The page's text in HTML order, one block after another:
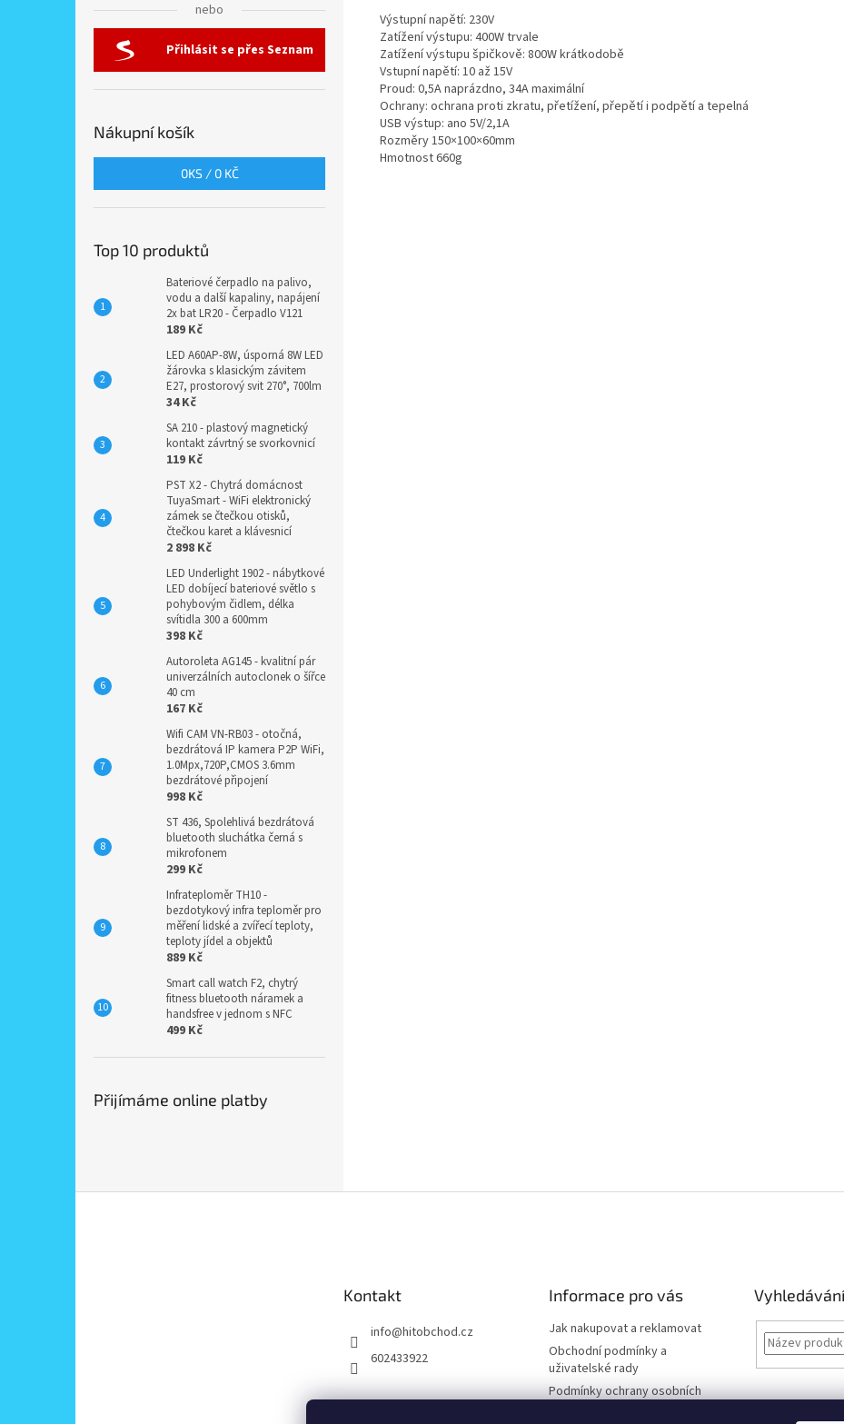
nebo
Přihlásit se přes Seznam
Nákupní košík
0KS / 0 KČ
Top 10 produktů
Bateriové čerpadlo na palivo,
vodu a další kapaliny, napájení
2x bat LR20 - Čerpadlo V121
189 Kč
LED A60AP-8W, úsporná 8W LED
žárovka s klasickým závitem
E27, prostorový svit 270°, 700lm
34 Kč
SA 210 - plastový magnetický
kontakt závrtný se svorkovnicí
119 Kč
PST X2 - Chytrá domácnost
TuyaSmart - WiFi elektronický
zámek se čtečkou otisků,
čtečkou karet a klávesnicí
2 898 Kč
LED Underlight 1902 - nábytkové
LED dobíjecí bateriové světlo s
pohybovým čidlem, délka
svítidla 300 a 600mm
398 Kč
Autoroleta AG145 - kvalitní pár
univerzálních autoclonek o šířce
40 cm
167 Kč
Wifi CAM VN-RB03 - otočná,
bezdrátová IP kamera P2P WiFi,
1.0Mpx,720P,CMOS 3.6mm
bezdrátové připojení
998 Kč
ST 436, Spolehlivá bezdrátová
bluetooth sluchátka černá s
mikrofonem
299 Kč
Infrateploměr TH10 -
bezdotykový infra teploměr pro
měření lidské a zvířecí teploty,
teploty jídel a objektů
889 Kč
Smart call watch F2, chytrý
fitness bluetooth náramek a
handsfree v jednom s NFC
499 Kč
Přijímáme online platby
Výstupní napětí: 230V
Zatížení výstupu: 400W trvale
Zatížení výstupu špičkově: 800W krátkodobě
Vstupní napětí: 10 až 15V
Proud: 0,5A naprázdno, 34A maximální
Ochrany: ochrana proti zkratu, přetížení, přepětí i podpětí a tepelná
USB výstup: ano 5V/2,1A
Rozměry 150×100×60mm
Hmotnost 660g
Kontakt
info@hitobchod.cz
602433922
Informace pro vás
Jak nakupovat a reklamovat
Obchodní podmínky a
uživatelské rady
Podmínky ochrany osobních
Vyhledávání